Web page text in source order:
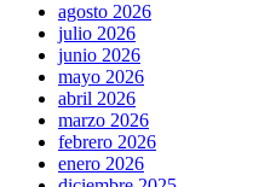
agosto 2026
julio 2026
junio 2026
mayo 2026
abril 2026
marzo 2026
febrero 2026
enero 2026